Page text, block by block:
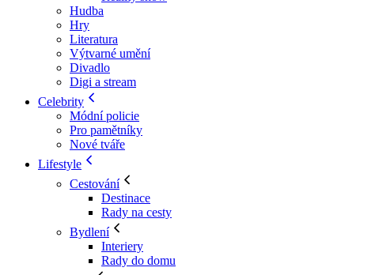
Hudba
Hry
Literatura
Výtvarné umění
Divadlo
Digi a stream
Celebrity
Módní policie
Pro pamětníky
Nové tváře
Lifestyle
Cestování
Destinace
Rady na cesty
Bydlení
Interiery
Rady do domu